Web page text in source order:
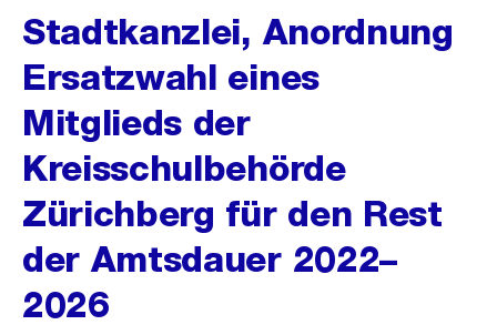
Stadtkanzlei, Anordnung
Ersatzwahl eines
Mitglieds der
Kreisschulbehörde
Zürichberg für den Rest
der Amtsdauer 2022–
2026